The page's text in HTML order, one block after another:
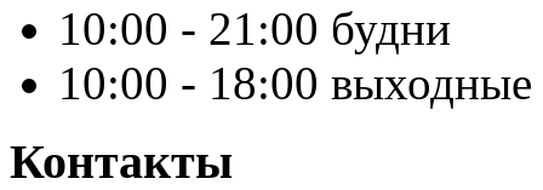
10:00 - 21:00 будни
10:00 - 18:00 выходные
Контакты